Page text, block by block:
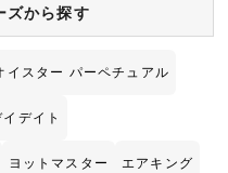
ズから探す
イスター パーペチュアル
イデイト
ヨットマスター エアキング